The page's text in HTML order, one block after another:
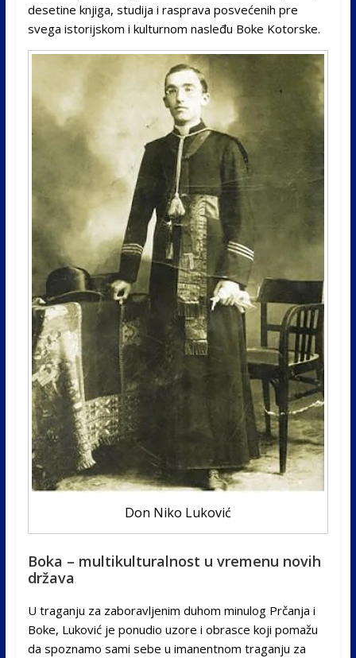
desetine knjiga, studija i rasprava posvećenih pre
svega istorijskom i kulturnom nasleđu Boke Kotorske.
Don Niko Luković
Boka – multikulturalnost u vremenu novih
država
U traganju za zaboravljenim duhom minulog Prčanja i
Boke, Luković je ponudio uzore i obrasce koji pomažu
da spoznamo sami sebe u imanentnom traganju za